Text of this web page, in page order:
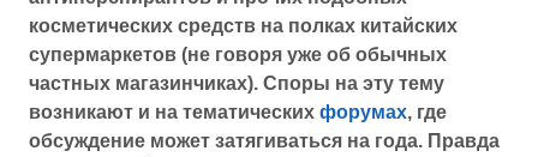
косметических средств на полках китайских
супермаркетов (не говоря уже об обычных
частных магазинчиках). Споры на эту тему
возникают и на тематических форумах, где
обсуждение может затягиваться на года. Правда